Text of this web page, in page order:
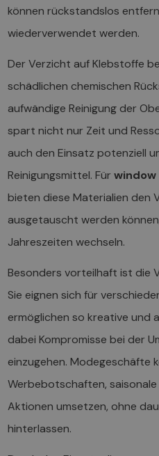
können rückstandslos
wiederverwendet werden.
Der Verzicht auf Klebstoffe
schädlichen chemischen
aufwändige Reinigung der
spart nicht nur Zeit und
auch den Einsatz potenziell
Reinigungsmittel. Für
bieten diese Materialien den
ausgetauscht werden
Jahreszeiten wechseln.
Besonders vorteilhaft ist die
Sie eignen sich für
ermöglichen so kreative und
dabei Kompromisse bei der
einzugehen. Modegeschäfte
Werbebotschaften,
Aktionen umsetzen, ohne
hinterlassen.